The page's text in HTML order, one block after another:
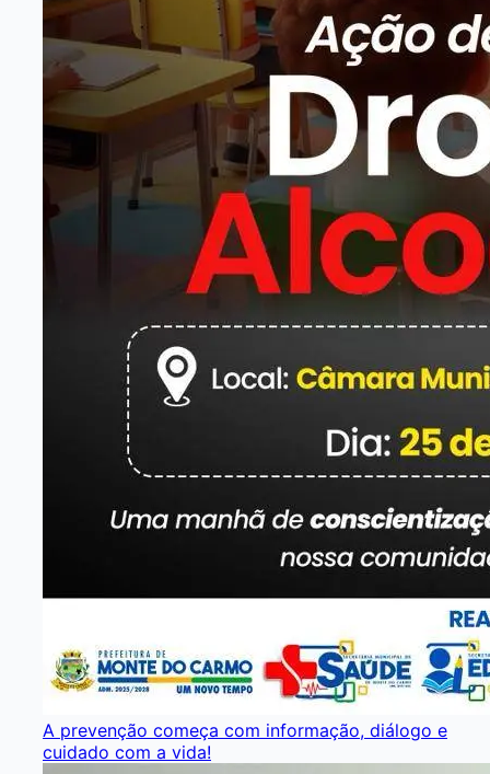
A prevenção começa com informação, diálogo e
cuidado com a vida!